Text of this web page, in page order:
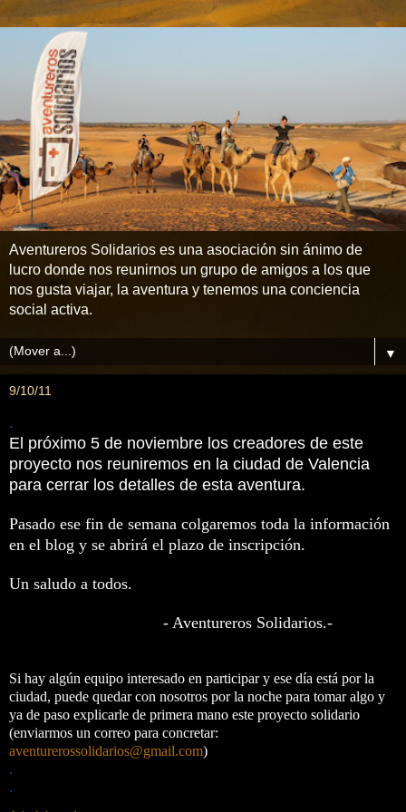
Aventureros Solidarios es una asociación sin ánimo de
lucro donde nos reunirnos un grupo de amigos a los que
nos gusta viajar, la aventura y tenemos una conciencia
social activa.
▼
9/10/11
.
El próximo 5 de noviembre los creadores de este
proyecto nos reuniremos en la ciudad de Valencia
para cerrar los detalles de esta aventura.
Pasado ese fin de semana colgaremos toda la información
en el blog y se abrirá el plazo de inscripción.
Un saludo a todos.
- Aventureros Solidarios.-
Si hay algún equipo interesado en participar y ese día está por la
ciudad, puede quedar con nosotros por la noche para tomar algo y
ya de paso explicarle de primera mano este proyecto solidario
(enviarmos un correo para concretar:
aventurerossolidarios@gmail.com)
.
.